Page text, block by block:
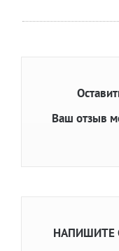
Ваш отзыв
НАПИШИТЕ